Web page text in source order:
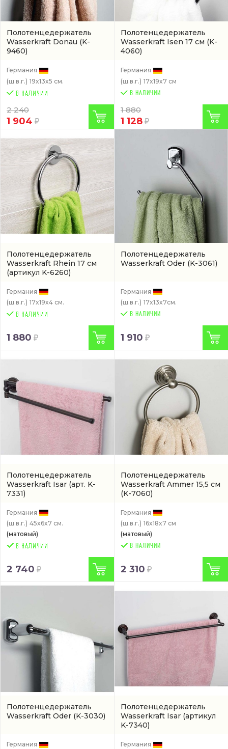
Полотенцедержатель
Wasserkraft Donau (K-
9460)
Германия
(ш.в.г.) 19x13x5 см.
2 240
1 904
Полотенцедержатель
Wasserkraft Isen 17 см (K-
4060)
Германия
(ш.в.г.) 17x19x7 см
В НАЛИЧИИ
1 880
1 128
Полотенцедержатель
Wasserkraft Rhein 17 см
(артикул K-6260)
Германия
(ш.в.г.) 17x19x4 см.
1 880
Полотенцедержатель
Wasserkraft Oder (K-3061)
Германия
(ш.в.г.) 17x13x7см.
В НАЛИЧИИ
1 910
Полотенцедержатель
Wasserkraft Isar (арт. K-
7331)
Германия
(ш.в.г.) 45x6x7 см.
(матовый)
2 740
Полотенцедержатель
Wasserkraft Ammer 15,5 см
(K-7060)
Германия
(ш.в.г.) 16x18x7 см
(матовый)
В НАЛИЧИИ
2 310
Полотенцедержатель
Wasserkraft Oder (K-3030)
Германия
Полотенцедержатель
Wasserkraft Isar (артикул
K-7340)
Германия